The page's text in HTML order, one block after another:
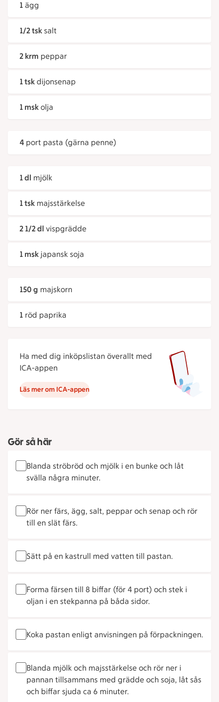
1 ägg
1/2 tsk salt
2 krm peppar
1 tsk dijonsenap
1 msk olja
4 port pasta (gärna penne)
1 dl mjölk
1 tsk majsstärkelse
2 1/2 dl vispgrädde
1 msk japansk soja
150 g majskorn
1 röd paprika
Ha med dig inköpslistan överallt med
ICA-appen
Läs mer om ICA-appen
Gör så här
Blanda ströbröd och mjölk i en bunke och låt
svälla några minuter.
Rör ner färs, ägg, salt, peppar och senap och rör
till en slät färs.
Sätt på en kastrull med vatten till pastan.
Forma färsen till 8 biffar (för 4 port) och stek i
oljan i en stekpanna på båda sidor.
Koka pastan enligt anvisningen på förpackningen.
Blanda mjölk och majsstärkelse och rör ner i
pannan tillsammans med grädde och soja, låt sås
och biffar sjuda ca 6 minuter.